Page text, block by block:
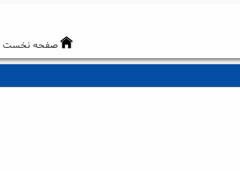
صفحه نخست